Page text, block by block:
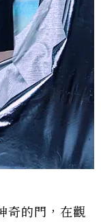
奇的門，在觀